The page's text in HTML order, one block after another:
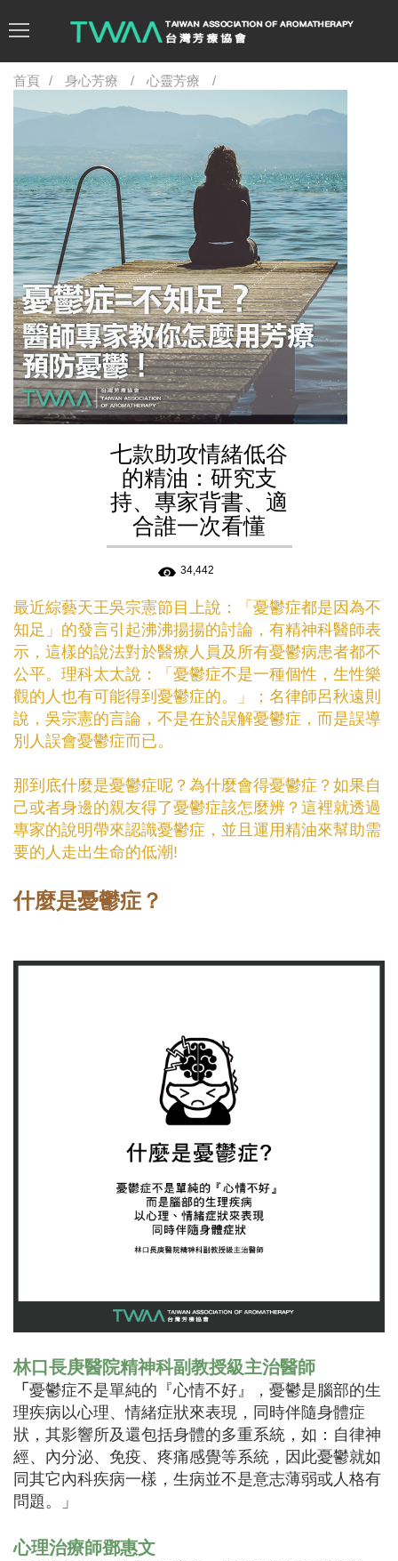
首頁 身心芳療 心靈芳療
七款助攻情緒低谷
的精油：研究支
持、專家背書、適
合誰一次看懂
34,442
最近綜藝天王吳宗憲節目上說：「 憂鬱症都是因為不
知足」的發言引起沸沸揚揚的討論，有精神科醫師表
示，這樣的說法對於醫療人員及所有憂鬱病患者都不
公平。理科太太說：「憂鬱症不是一種個性，生性樂
觀的人也有可能得到憂鬱症的。」；名律師呂秋遠則
說，吳宗憲的言論，不是在於誤解憂鬱症，而是誤導
別人誤會憂鬱症而已。
那到底什麼是憂鬱症呢？為什麼會得憂鬱症？如果自
己或者身邊的親友得了憂鬱症該怎麼辨？這裡就透過
專家的說明帶來認識憂鬱症，並且運用精油來幫助需
要的人走出生命的低潮!
什麼是憂鬱症？
林口長庚醫院精神科副教授級主治醫師
「 憂鬱症不是單純的『心情不好』，憂鬱是腦部的生
理疾病以心理、情緒症狀來表現，同時伴隨身體症
狀，其影響所及還包括身體的多重系統，如：自律神
經、內分泌、免疫、疼痛感覺等系統，因此憂鬱就如
同其它內科疾病一樣，生病並不是意志薄弱或人格有
問題。」
心理治療師鄧惠文